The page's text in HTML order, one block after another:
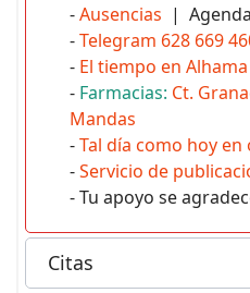
-Ausencias |
-Telegram 628 669
- El tiempo en Alhama
- Farmacias: Ct.
Mandas
-Tal día como hoy en
-Servicio de
- Tu apoyo se
Citas